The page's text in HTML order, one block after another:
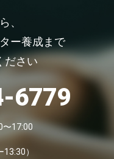
、
ー養成まで
ださい
6779
〜17:00
）